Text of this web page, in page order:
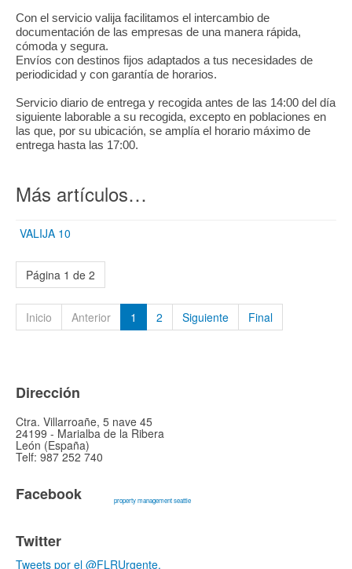
Con el servicio valija facilitamos el intercambio de
documentación de las empresas de una manera rápida,
cómoda y segura.
Envíos con destinos fijos adaptados a tus necesidades de
periodicidad y con garantía de horarios.
Servicio diario de entrega y recogida antes de las 14:00 del día
siguiente laborable a su recogida, excepto en poblaciones en
las que, por su ubicación, se amplía el horario máximo de
entrega hasta las 17:00.
Más artículos…
VALIJA 10
Página 1 de 2
Inicio Anterior 1 2 Siguiente Final
Dirección
Ctra. Villarroañe, 5 nave 45
24199 - Marialba de la Ribera
León (España)
Telf: 987 252 740
Facebook property management seattle
Twitter
Tweets por el @FLRUrgente.